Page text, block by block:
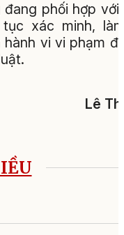
đang phối hợp với
xác minh,
vi vi phạm
Lê